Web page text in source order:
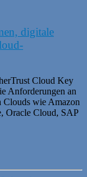
digitale
Cloud Key
Anforderungen an
Clouds wie Amazon
Oracle Cloud, SAP